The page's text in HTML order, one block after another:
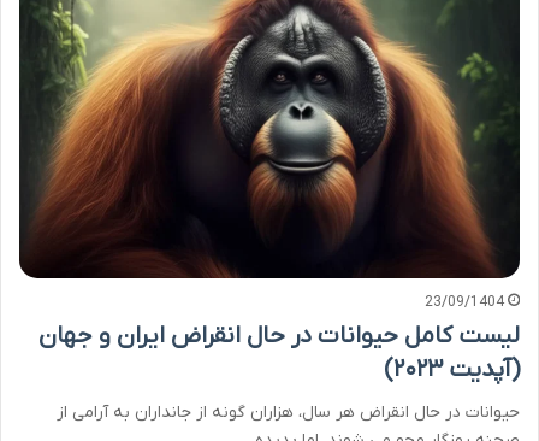
23/09/1404
لیست کامل حیوانات در حال انقراض ایران و جهان
(آپدیت ۲۰۲۳)
حیوانات در حال انقراض هر سال، هزاران گونه از جانداران به آرامی از